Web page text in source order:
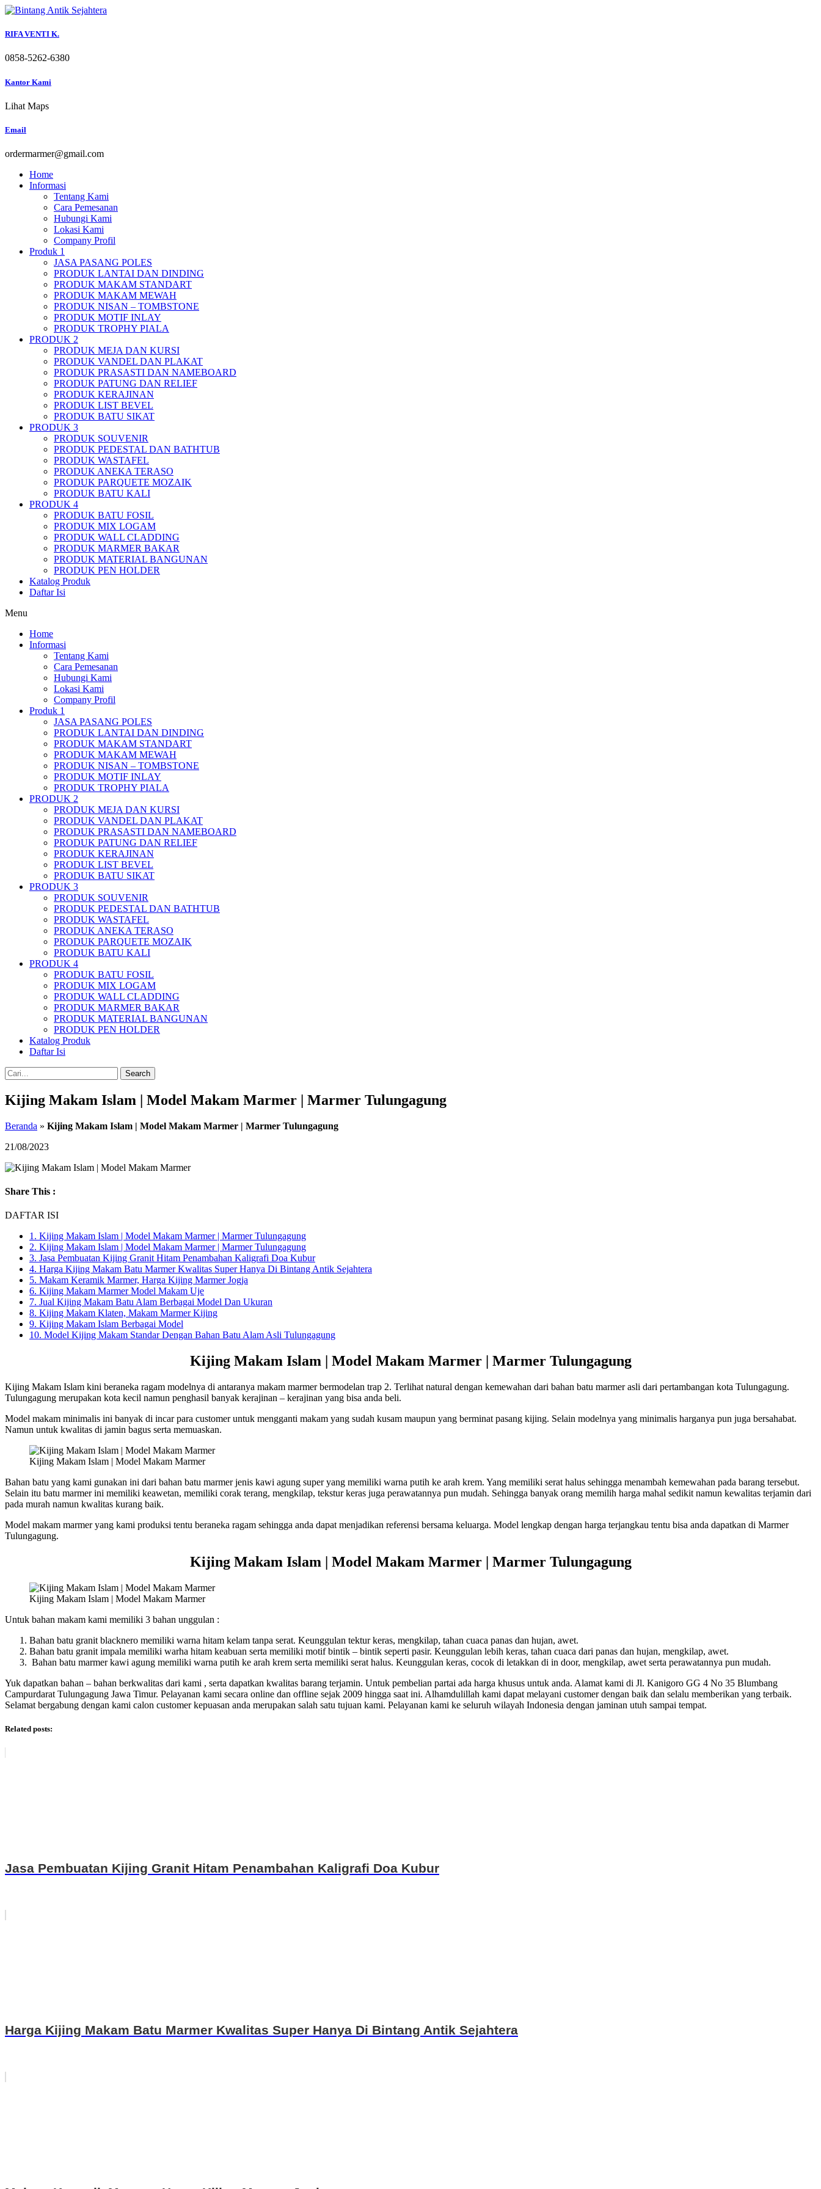
Skip
content
RIFA VENTI K.
0858-5262-6380
Kantor Kami
Lihat Maps
Email
ordermarmer@gmail.com
Home
Informasi
Tentang Kami
Cara Pemesanan
Hubungi Kami
Lokasi Kami
Company Profil
Produk 1
JASA PASANG POLES
PRODUK LANTAI DAN DINDING
PRODUK MAKAM STANDART
PRODUK MAKAM MEWAH
PRODUK NISAN – TOMBSTONE
PRODUK MOTIF INLAY
PRODUK TROPHY PIALA
PRODUK 2
PRODUK MEJA DAN KURSI
PRODUK VANDEL DAN PLAKAT
PRODUK PRASASTI DAN NAMEBOARD
PRODUK PATUNG DAN RELIEF
PRODUK KERAJINAN
PRODUK LIST BEVEL
PRODUK BATU SIKAT
PRODUK 3
PRODUK SOUVENIR
PRODUK PEDESTAL DAN BATHTUB
PRODUK WASTAFEL
PRODUK ANEKA TERASO
PRODUK PARQUETE MOZAIK
PRODUK BATU KALI
PRODUK 4
PRODUK BATU FOSIL
PRODUK MIX LOGAM
PRODUK WALL CLADDING
PRODUK MARMER BAKAR
PRODUK MATERIAL BANGUNAN
PRODUK PEN HOLDER
Katalog Produk
Daftar Isi
Menu
Home
Informasi
Tentang Kami
Cara Pemesanan
Hubungi Kami
Lokasi Kami
Company Profil
Produk 1
JASA PASANG POLES
PRODUK LANTAI DAN DINDING
PRODUK MAKAM STANDART
PRODUK MAKAM MEWAH
PRODUK NISAN – TOMBSTONE
PRODUK MOTIF INLAY
PRODUK TROPHY PIALA
PRODUK 2
PRODUK MEJA DAN KURSI
PRODUK VANDEL DAN PLAKAT
PRODUK PRASASTI DAN NAMEBOARD
PRODUK PATUNG DAN RELIEF
PRODUK KERAJINAN
PRODUK LIST BEVEL
PRODUK BATU SIKAT
PRODUK 3
PRODUK SOUVENIR
PRODUK PEDESTAL DAN BATHTUB
PRODUK WASTAFEL
PRODUK ANEKA TERASO
PRODUK PARQUETE MOZAIK
PRODUK BATU KALI
PRODUK 4
PRODUK BATU FOSIL
PRODUK MIX LOGAM
PRODUK WALL CLADDING
PRODUK MARMER BAKAR
PRODUK MATERIAL BANGUNAN
PRODUK PEN HOLDER
Katalog Produk
Daftar Isi
Search
Kijing Makam Islam | Model Makam Marmer | Marmer Tulungagung
Beranda » Kijing Makam Islam | Model Makam Marmer | Marmer Tulungagung
21/08/2023
Share This :
DAFTAR ISI
1. Kijing Makam Islam | Model Makam Marmer | Marmer Tulungagung
2. Kijing Makam Islam | Model Makam Marmer | Marmer Tulungagung
3. Jasa Pembuatan Kijing Granit Hitam Penambahan Kaligrafi Doa Kubur
4. Harga Kijing Makam Batu Marmer Kwalitas Super Hanya Di Bintang Antik Sejahtera
5. Makam Keramik Marmer, Harga Kijing Marmer Jogja
6. Kijing Makam Marmer Model Makam Uje
7. Jual Kijing Makam Batu Alam Berbagai Model Dan Ukuran
8. Kijing Makam Klaten, Makam Marmer Kijing
9. Kijing Makam Islam Berbagai Model
10. Model Kijing Makam Standar Dengan Bahan Batu Alam Asli Tulungagung
Kijing Makam Islam | Model Makam Marmer | Marmer Tulungagung
Kijing Makam Islam kini beraneka ragam modelnya di antaranya makam marmer bermodelan trap 2. Terlihat natural dengan kemewahan dari bahan batu marmer asli dari pertambangan kota Tulungagung.
Tulungagung merupakan kota kecil namun penghasil banyak kerajinan – kerajinan yang bisa anda beli.
Model makam minimalis ini banyak di incar para customer untuk mengganti makam yang sudah kusam maupun yang berminat pasang kijing. Selain modelnya yang minimalis harganya pun juga bersahabat.
Namun untuk kwalitas di jamin bagus serta memuaskan.
Kijing Makam Islam | Model Makam Marmer
Bahan batu yang kami gunakan ini dari bahan batu marmer jenis kawi agung super yang memiliki warna putih ke arah krem. Yang memiliki serat halus sehingga menambah kemewahan pada barang tersebut.
Selain itu batu marmer ini memiliki keawetan, memiliki corak terang, mengkilap, tekstur keras juga perawatannya pun mudah. Sehingga banyak orang memilih harga mahal sedikit namun kewalitas terjamin dari
pada murah namun kwalitas kurang baik.
Model makam marmer yang kami produksi tentu beraneka ragam sehingga anda dapat menjadikan referensi bersama keluarga. Model lengkap dengan harga terjangkau tentu bisa anda dapatkan di Marmer
Tulungagung.
Kijing Makam Islam | Model Makam Marmer | Marmer Tulungagung
Kijing Makam Islam | Model Makam Marmer
Untuk bahan makam kami memiliki 3 bahan unggulan :
Bahan batu granit blacknero memiliki warna hitam kelam tanpa serat. Keunggulan tektur keras, mengkilap, tahan cuaca panas dan hujan, awet.
Bahan batu granit impala memiliki warha hitam keabuan serta memiliki motif bintik – bintik seperti pasir. Keunggulan lebih keras, tahan cuaca dari panas dan hujan, mengkilap, awet.
Bahan batu marmer kawi agung memiliki warna putih ke arah krem serta memiliki serat halus. Keunggulan keras, cocok di letakkan di in door, mengkilap, awet serta perawatannya pun mudah.
Yuk dapatkan bahan – bahan berkwalitas dari kami , serta dapatkan kwalitas barang terjamin. Untuk pembelian partai ada harga khusus untuk anda. Alamat kami di Jl. Kanigoro GG 4 No 35 Blumbang
Campurdarat Tulungagung Jawa Timur. Pelayanan kami secara online dan offline sejak 2009 hingga saat ini. Alhamdulillah kami dapat melayani customer dengan baik dan selalu memberikan yang terbaik.
Selamat bergabung dengan kami calon customer kepuasan anda merupakan salah satu tujuan kami. Pelayanan kami ke seluruh wilayah Indonesia dengan jaminan utuh sampai tempat.
Related posts:
Jasa Pembuatan Kijing Granit Hitam Penambahan Kaligrafi Doa Kubur
Harga Kijing Makam Batu Marmer Kwalitas Super Hanya Di Bintang Antik Sejahtera